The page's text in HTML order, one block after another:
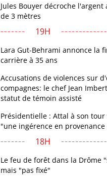
Jules Bouyer décroche
de 3 mètres
19H
Lara Gut-Behrami annonce la
carrière à 35 ans
Accusations de violences sur
compagnes: le chef Jean
statut de témoin assisté
Présidentielle : Attal à son tour
"une ingérence en provenance
18H
Le feu de forêt dans la Drôme
mais "pas fixé"